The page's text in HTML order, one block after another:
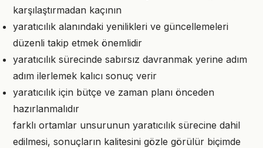
karşılaştırmadan kaçının
yaratıcılık alanındaki yenilikleri ve güncellemeleri
düzenli takip etmek önemlidir
yaratıcılık sürecinde sabırsız davranmak yerine adım
adım ilerlemek kalıcı sonuç verir
yaratıcılık için bütçe ve zaman planı önceden
hazırlanmalıdır
farklı ortamlar unsurunun yaratıcılık sürecine dahil
edilmesi, sonuçların kalitesini gözle görülür biçimde